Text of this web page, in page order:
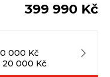
399 990 Kč
000 Kč
20 000 Kč